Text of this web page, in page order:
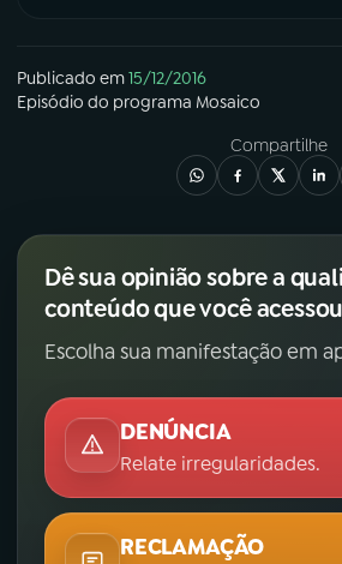
Publicado em15/12/2016
Episódio do programa Mosaico
Compartilhe
Dê sua opinião sobre a
conteúdo que você
Escolha sua manifestação em
DENÚNCIA
Relate irregularidades.
RECLAMAÇÃO